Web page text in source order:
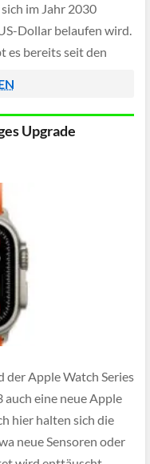
im Jahr 2030
Dollar belaufen wird.
es bereits seit den
Upgrade
Apple Watch Series
auch eine neue Apple
hier halten sich die
neue Sensoren oder